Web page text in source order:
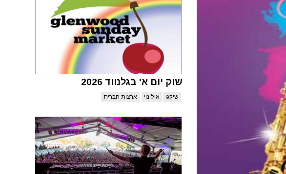
שוק יום א' בגלנווד 2026
שיקגו אילינוי ארצות הברית